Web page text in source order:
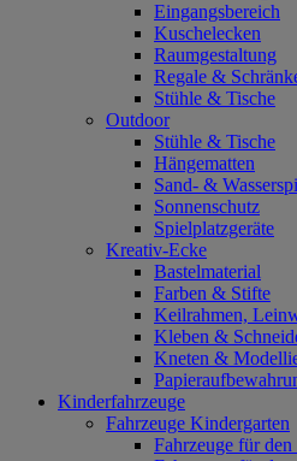
Eingangsbereich
Kuschelecken
Raumgestaltung
Regale &
Stühle & Tische
Outdoor
Stühle & Tische
Hängematten
Sand- &
Sonnenschutz
Spielplatzgeräte
Kreativ-Ecke
Bastelmaterial
Farben & Stifte
Keilrahmen,
Kleben &
Kneten &
Kinderfahrzeuge
Fahrzeuge Kindergarten
Fahrzeuge für